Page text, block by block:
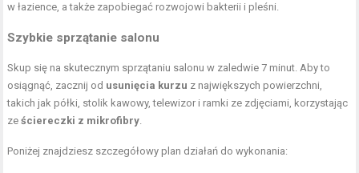
w łazience, a także zapobiegać rozwojowi bakterii i pleśni.
Szybkie sprzątanie salonu
Skup się na skutecznym sprzątaniu salonu w zaledwie 7 minut. Aby to
osiągnąć, zacznij od usunięcia kurzu z największych powierzchni,
takich jak półki, stolik kawowy, telewizor i ramki ze zdjęciami, korzystając
ześciereczki z mikrofibry.
Poniżej znajdziesz szczegółowy plan działań do wykonania: